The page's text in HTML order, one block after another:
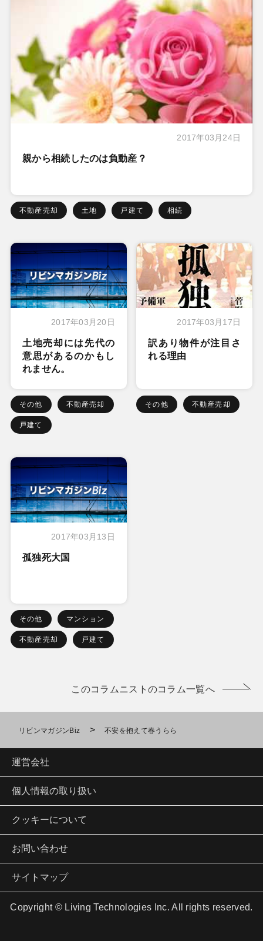
2017年03月24日
親から相続したのは負動産？
不動産売却 土地 戸建て 相続
2017年03月20日
土地売却には先代の
意思があるのかもし
れません。
その他 不動産売却
戸建て
2017年03月17日
訳あり物件が注目さ
れる理由
その他 不動産売却
2017年03月13日
孤独死大国
その他 マンション
不動産売却 戸建て
このコラムニストのコラム一覧へ
リビンマガジンBiz > 不安を抱えて春うらら
運営会社
個人情報の取り扱い
クッキーについて
お問い合わせ
サイトマップ
Copyright © Living Technologies Inc. All rights reserved.